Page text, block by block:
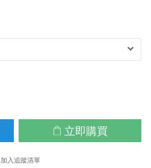
立即購買
加入追蹤清單